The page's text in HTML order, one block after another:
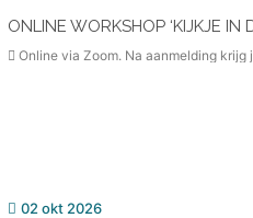
ONLINE WORKSHOP ‘KIJKJE IN
Online via Zoom. Na aanmelding
02 okt 2026